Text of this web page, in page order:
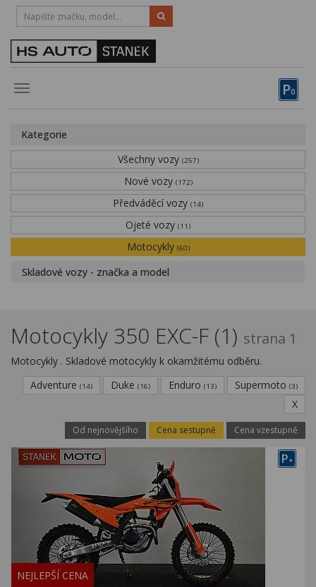
P0
Toggle
HOTLINE:
STRAKONICE-383 335 366
Obytné vozy
Financování
Novinky
Kontakty
Kategorie
Všechny vozy (257)
Nové vozy (172)
Předváděcí vozy (14)
Ojeté vozy (11)
Motocykly (60)
Skladové vozy - značka a model
Motocykly 350 EXC-F (1) strana 1
Motocykly . Skladové motocykly k okamžitému odběru.
Adventure (14) Duke (16) Enduro (13) Supermoto (3)
X
Od nejnovějšího Cena sestupně Cena vzestupně
P+
NEJLEPŠÍ CENA